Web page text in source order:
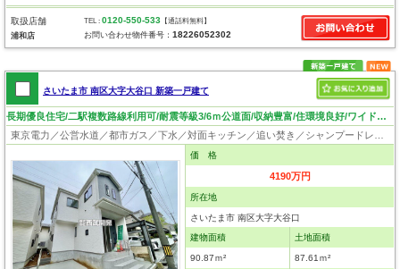
取扱店舗
浦和店
TEL :0120-550-533 【通話料無料】
お問い合わせ物件番号：18226052302
さいたま市 南区大字大谷口 新築一戸建て
長期優良住宅/二駅複数路線利用可/耐震等級3/6ｍ公道面/収納豊富/住環境良好/ワイドスパンバルコニー！
価 格
4190万円
所在地
さいたま市 南区大字大谷口
建物面積
90.87ｍ²
土地面積
87.61ｍ²